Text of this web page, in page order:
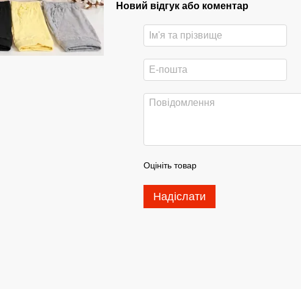
Новий відгук або коментар
Оцініть товар
Надіслати